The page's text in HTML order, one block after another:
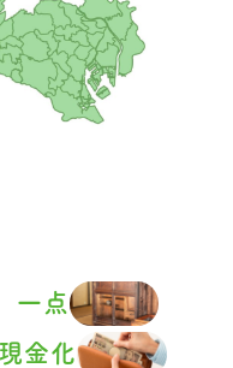
一点
現金化